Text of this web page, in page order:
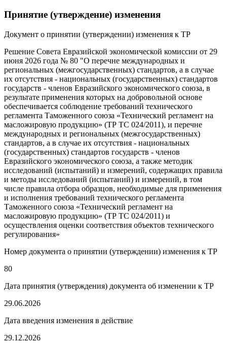
Принятие (утверждение) изменения
Документ о принятии (утверждении) изменения к ТР
Решение Совета Евразийской экономической комиссии от 29
июня 2026 года № 80 "О перечне международных и
региональных (межгосударственных) стандартов, а в случае
их отсутствия - национальных (государственных) стандартов
государств - членов Евразийского экономического союза, в
результате применения которых на добровольной основе
обеспечивается соблюдение требований технического
регламента Таможенного союза «Технический регламент на
масложировую продукцию» (ТР ТС 024/2011), и перечне
международных и региональных (межгосударственных)
стандартов, а в случае их отсутствия - национальных
(государственных) стандартов государств - членов
Евразийского экономического союза, а также методик
исследований (испытаний) и измерений, содержащих правила
и методы исследований (испытаний) и измерений, в том
числе правила отбора образцов, необходимые для применения
и исполнения требований технического регламента
Таможенного союза «Технический регламент на
масложировую продукцию» (ТР ТС 024/2011) и
осуществления оценки соответствия объектов технического
регулирования»
Номер документа о принятии (утверждении) изменения к ТР
80
Дата принятия (утверждения) документа об изменении к ТР
29.06.2026
Дата введения изменения в действие
29.12.2026